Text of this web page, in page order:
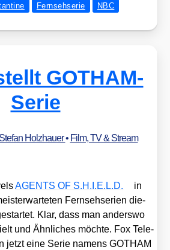
Fernsehserie
NBC
GOTHAM-
Serie
Stefan Holzhauer• Film, TV & Stream
AGENTS OF S.H.I.E.L.D.
in
Fern­seh­se­ri­en die­
Klar, dass man anders­wo
und Ähn­li­ches möch­te. Fox Tele­
jetzt eine Serie namens GOTHAM